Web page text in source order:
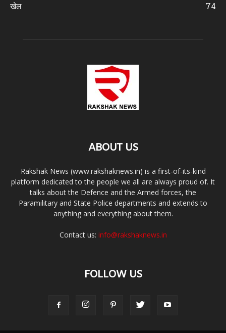
खेल
74
ABOUT US
Rakshak News (www.rakshaknews.in) is a first-of-its-kind
platform dedicated to the people we all are always proud of. It
talks about the Defence and the Armed forces, the
Paramilitary and State Police departments and extends to
anything and everything about them.
Contact us: info@rakshaknews.in
FOLLOW US